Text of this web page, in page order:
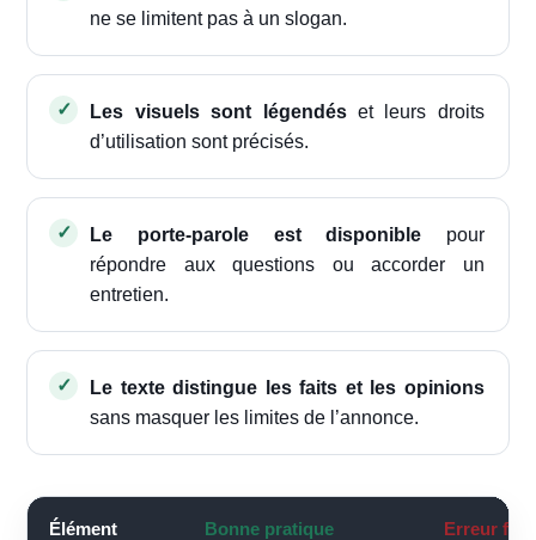
ne se limitent pas à un slogan.
Les visuels sont légendéset leurs droits
d’utilisation sont précisés.
Le porte-parole est disponible pour
répondre aux questions ou accorder un
entretien.
Le texte distingue les faits et les opinions
sans masquer les limites de l’annonce.
Élément Bonne pratique Erreur